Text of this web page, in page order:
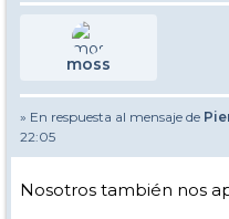
moss
» En respuesta al mensaje de
22:05
Nosotros también nos